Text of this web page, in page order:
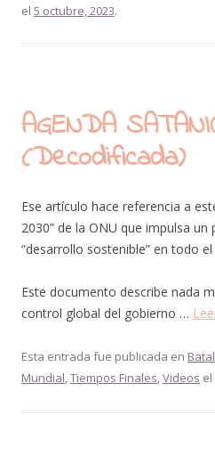
el 5 octubre, 2023.
AGENDA
(Decodificada)
Ese artículo hace referencia a
2030” de la ONU que impulsa un
“desarrollo sostenible” en todo
Este documento describe nada
control global del gobierno …
Esta entrada fue publicada en
Mundial,Tiempos Finales,Videos el